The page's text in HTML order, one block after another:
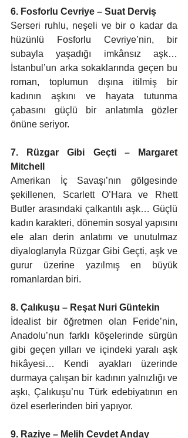
6. Fosforlu Cevriye – Suat Derviş
Serseri ruhlu, neşeli ve bir o kadar da
hüzünlü Fosforlu Cevriye’nin, bir
subayla yaşadığı imkânsız aşk…
İstanbul’un arka sokaklarında geçen bu
roman, toplumun dışına itilmiş bir
kadının aşkını ve hayata tutunma
çabasını güçlü bir anlatımla gözler
önüne seriyor.
7. Rüzgar Gibi Geçti – Margaret
Mitchell
Amerikan İç Savaşı’nın gölgesinde
şekillenen, Scarlett O’Hara ve Rhett
Butler arasındaki çalkantılı aşk… Güçlü
kadın karakteri, dönemin sosyal yapısını
ele alan derin anlatımı ve unutulmaz
diyaloglarıyla Rüzgar Gibi Geçti, aşk ve
gurur üzerine yazılmış en büyük
romanlardan biri.
8. Çalıkuşu – Reşat Nuri Güntekin
İdealist bir öğretmen olan Feride’nin,
Anadolu’nun farklı köşelerinde sürgün
gibi geçen yılları ve içindeki yaralı aşk
hikâyesi… Kendi ayakları üzerinde
durmaya çalışan bir kadının yalnızlığı ve
aşkı, Çalıkuşu’nu Türk edebiyatının en
özel eserlerinden biri yapıyor.
9. Raziye – Melih Cevdet Anday